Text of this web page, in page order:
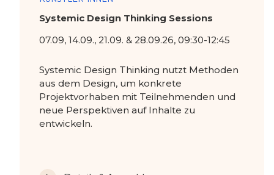
Systemic Design Thinking Sessions
07.09, 14.09., 21.09. & 28.09.26, 09:30-12:45
Systemic Design Thinking nutzt Methoden
aus dem Design, um konkrete
Projektvorhaben mit Teilnehmenden und
neue Perspektiven auf Inhalte zu
entwickeln.